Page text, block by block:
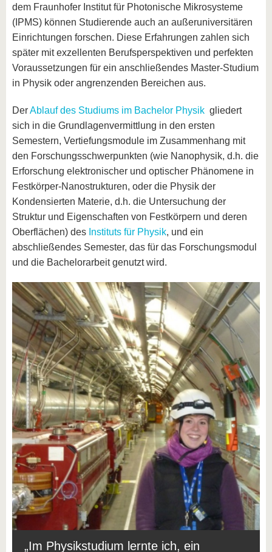
dem Fraunhofer Institut für Photonische Mikrosysteme
(IPMS) können Studierende auch an außeruniversitären
Einrichtungen forschen. Diese Erfahrungen zahlen sich
später mit exzellenten Berufsperspektiven und perfekten
Voraussetzungen für ein anschließendes Master-Studium
in Physik oder angrenzenden Bereichen aus.
DerAblauf des Studiums im Bachelor Physik gliedert
sich in die Grundlagenvermittlung in den ersten
Semestern, Vertiefungsmodule im Zusammenhang mit
den Forschungsschwerpunkten (wie Nanophysik, d.h. die
Erforschung elektronischer und optischer Phänomene in
Festkörper-Nanostrukturen, oder die Physik der
Kondensierten Materie, d.h. die Untersuchung der
Struktur und Eigenschaften von Festkörpern und deren
Oberflächen) des Instituts für Physik, und ein
abschließendes Semester, das für das Forschungsmodul
und die Bachelorarbeit genutzt wird.
Im Physikstudium lernte ich, ein